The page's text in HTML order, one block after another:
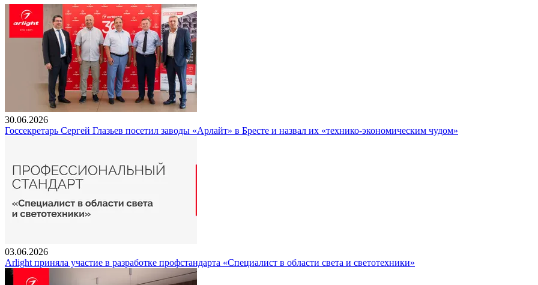
30.06.2026
Госсекретарь Сергей Глазьев посетил заводы «Арлайт» в Бресте и назвал их «технико-экономическим чудом»
03.06.2026
Arlight приняла участие в разработке профстандарта «Специалист в области света и светотехники»